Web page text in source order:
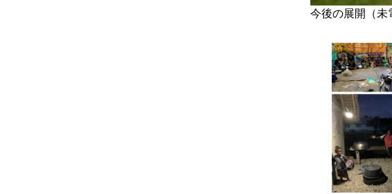
今後の展開（未